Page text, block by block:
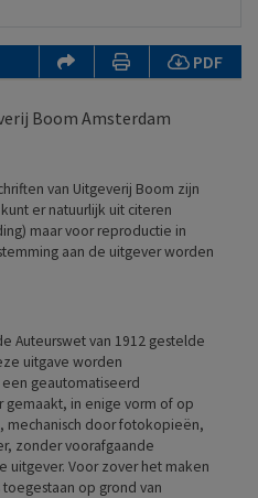
PDF
Boom Amsterdam
van Uitgeverij Boom zijn
er natuurlijk uit citeren
maar voor reproductie in
aan de uitgever worden
Auteurswet van 1912 gestelde
uitgave worden
geautomatiseerd
in enige vorm of op
mechanisch door fotokopieën,
zonder voorafgaande
uitgever. Voor zover het maken
op grond van